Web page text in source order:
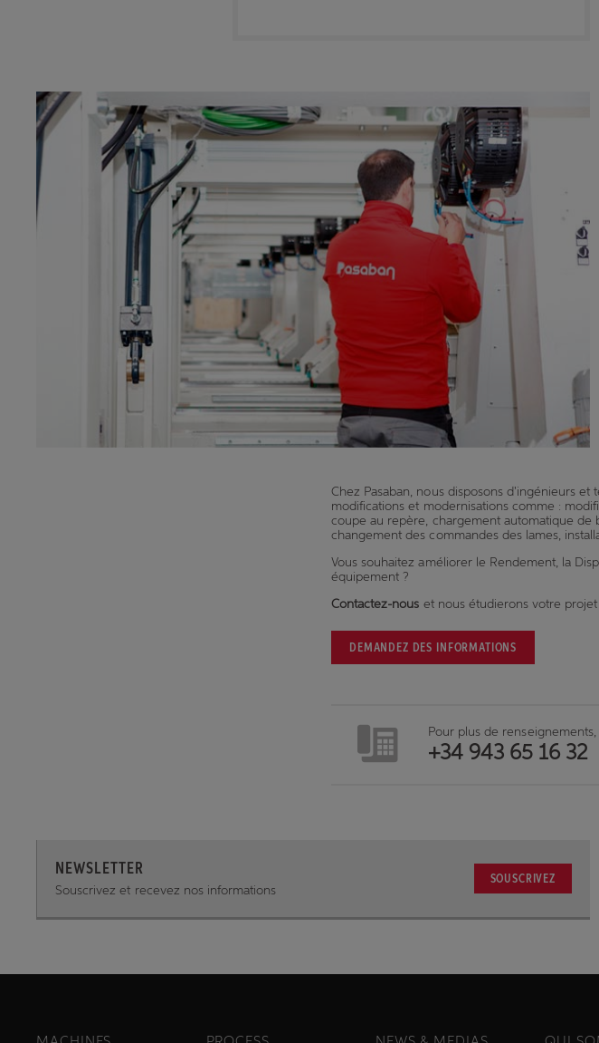
Chez Pasaban, nous disposons d'ingénieurs
modifications et modernisations comme :
coupe au repère, chargement automatique de
changement des commandes des lames,
Vous souhaitez améliorer le Rendement, la
équipement ?
Contactez-nous et nous étudierons votre
DEMANDEZ DES INFORMATIONS
Pour plus de renseignements,
+34 943 65 16 32
NEWSLETTER
Souscrivez et recevez nos informations
SOUSCRIVEZ